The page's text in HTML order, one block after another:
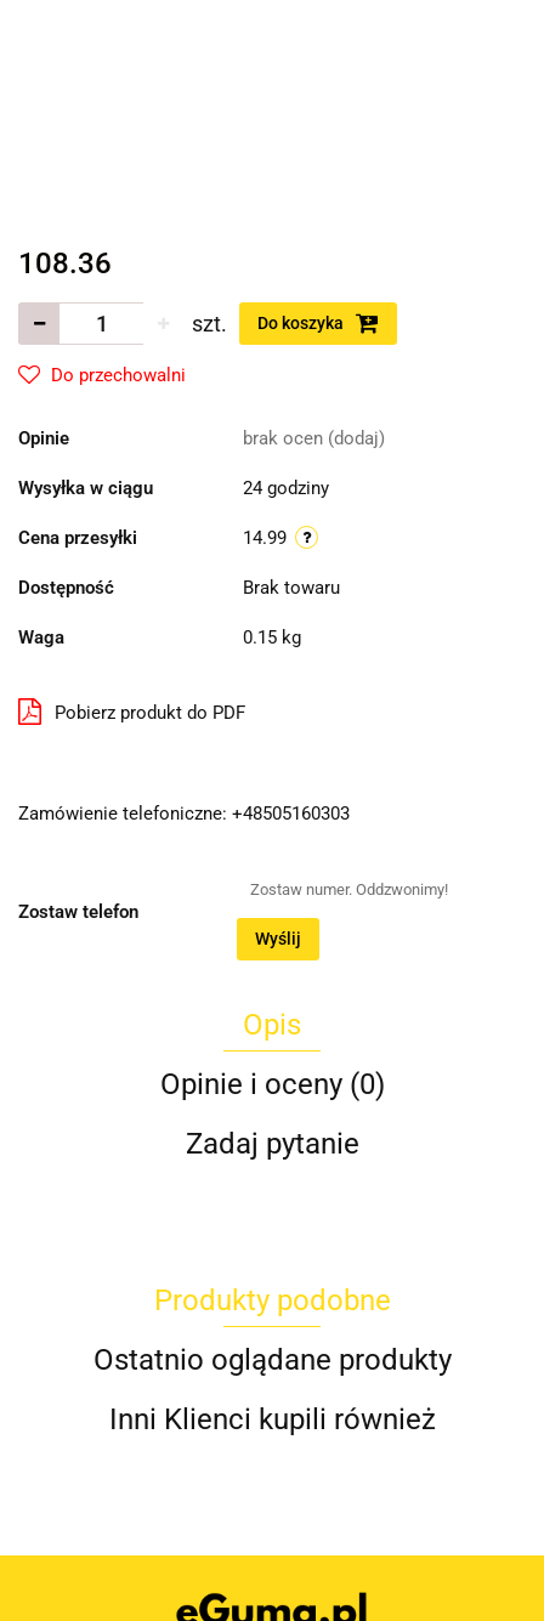
108.36
szt. Do koszyka
Do przechowalni
Opinie brak ocen (dodaj)
Wysyłka w ciągu 24 godziny
Cena przesyłki 14.99
Dostępność Brak towaru
Waga 0.15 kg
Pobierz produkt do PDF
Zamówienie telefoniczne: +48505160303
Zostaw telefon
Wyślij
Opis
Opinie i oceny (0)
Zadaj pytanie
Produkty podobne
Ostatnio oglądane produkty
Inni Klienci kupili również